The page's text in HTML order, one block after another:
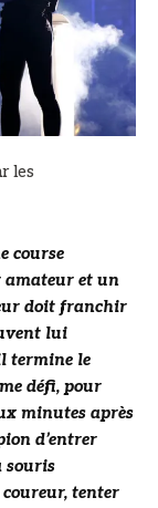
les
course
amateur et un
doit franchir
lui
termine le
défi, pour
minutes après
d’entrer
souris
coureur, tenter